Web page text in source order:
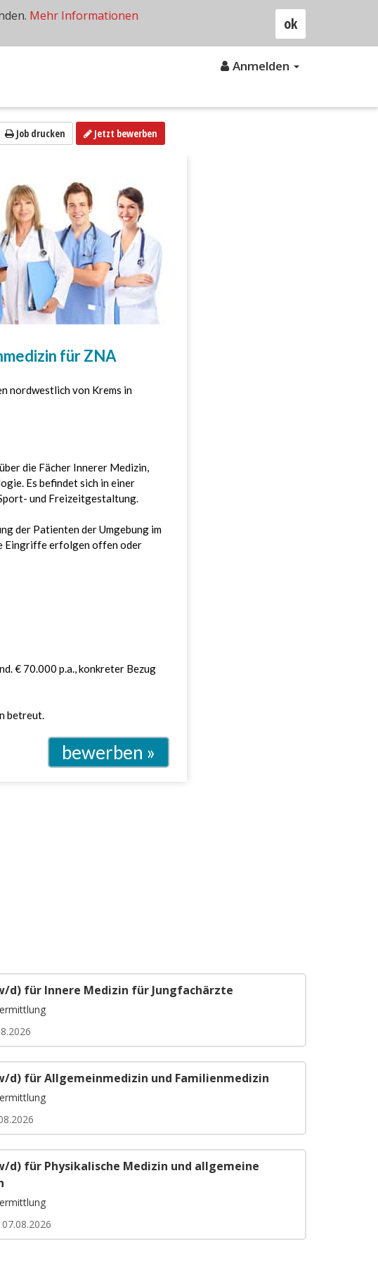
Anmelden
Job drucken Jetzt bewerben
d) für Innere Medizin für Jungfachärzte
d) für Allgemeinmedizin und Familienmedizin
d) für Physikalische Medizin und allgemeine
07.08.2026
ok
Mehr Informationen